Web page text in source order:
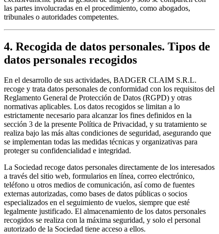
las partes involucradas en el procedimiento, como abogados,
tribunales o autoridades competentes.
4. Recogida de datos personales. Tipos de
datos personales recogidos
En el desarrollo de sus actividades, BADGER CLAIM S.R.L.
recoge y trata datos personales de conformidad con los requisitos del
Reglamento General de Protección de Datos (RGPD) y otras
normativas aplicables. Los datos recogidos se limitan a lo
estrictamente necesario para alcanzar los fines definidos en la
sección 3 de la presente Política de Privacidad, y su tratamiento se
realiza bajo las más altas condiciones de seguridad, asegurando que
se implementan todas las medidas técnicas y organizativas para
proteger su confidencialidad e integridad.
La Sociedad recoge datos personales directamente de los interesados
a través del sitio web, formularios en línea, correo electrónico,
teléfono u otros medios de comunicación, así como de fuentes
externas autorizadas, como bases de datos públicas o socios
especializados en el seguimiento de vuelos, siempre que esté
legalmente justificado. El almacenamiento de los datos personales
recogidos se realiza con la máxima seguridad, y solo el personal
autorizado de la Sociedad tiene acceso a ellos.